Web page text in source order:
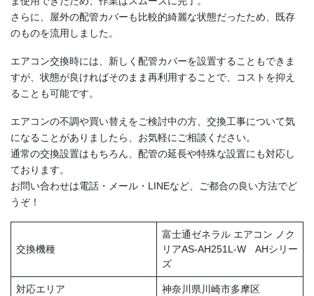
さらに、屋外の配管カバーも比較的綺麗な状態だったため、既存
のものを流用しました。
エアコン交換時には、新しく配管カバーを設置することもできま
すが、状態が良ければそのまま再利用することで、コストを抑え
ることも可能です。
エアコンの不調や買い替えをご検討中の方、交換工事について気
になることがありましたら、お気軽にご相談ください。
通常の交換設置はもちろん、配管の延長や特殊な設置にも対応し
ております。
お問い合わせは電話・メール・LINEなど、ご都合の良い方法でど
うぞ！
交換機種
富士通ゼネラル エアコン ノク
リアAS-AH251L-W AHシリー
ズ
対応エリア 神奈川県川崎市多摩区